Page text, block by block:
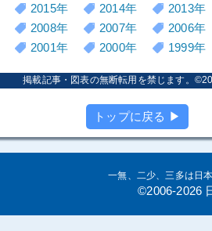
2015年 2014年
2013年
2008年 2007年
2006年
2001年 2000年 1999年
掲載記事・図表の無断転用を禁じます。
トップに戻る ▶
一無、二少、三多は日
©2006-2026